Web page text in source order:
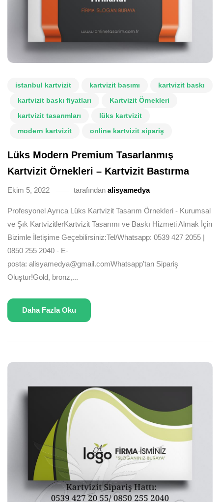
istanbul kartvizit kartvizit basımı
kartvizit baskı
kartvizit baskı fiyatları
Kartvizit Örnekleri
kartvizit tasarımları
lüks kartvizit
modern kartvizit
online kartvizit sipariş
Lüks Modern Premium Tasarlanmış
Kartvizit Örnekleri – Kartvizit Bastırma
Ekim 5, 2022 tarafından alisyamedya
Profesyonel Ayrıca Lüks Kartvizit Tasarım Örnekleri - Kurumsal
ve Şık KartvizitlerKartvizit Tasarımı ve Baskı Hizmeti Almak İçin
Bizimle İletişime Geçebilirsiniz:Tel/Whatsapp: 0539 427 2055 |
0850 255 2040 - E-
posta: alisyamedya@gmail.comWhatsapp'tan Sipariş
Oluştur!Gold, bronz,...
Daha Fazla Oku